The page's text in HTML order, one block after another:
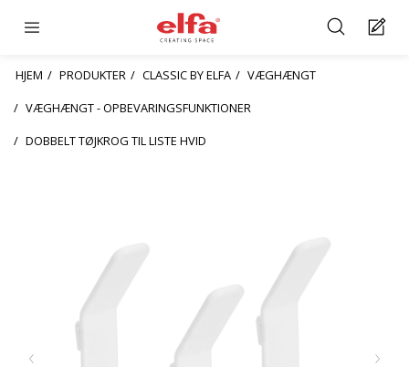
HJEM PRODUKTER CLASSIC BY ELFA
VÆGHÆNGT
VÆGHÆNGT - OPBEVARINGSFUNKTIONER
DOBBELT TØJKROG TIL LISTE HVID